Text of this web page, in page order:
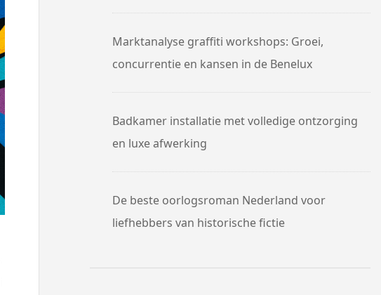
Marktanalyse graffiti workshops: Groei,
concurrentie en kansen in de Benelux
Badkamer installatie met volledige ontzorging
en luxe afwerking
De beste oorlogsroman Nederland voor
liefhebbers van historische fictie